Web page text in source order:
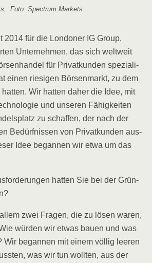
Foto: Spec­trum Markets
2014 für die Lon­do­ner IG Group,
Unter­neh­men, das sich welt­weit
für Pri­vat­kun­den spe­zia­li­
einen rie­si­gen Bör­sen­markt, zu dem
Wir hat­ten daher die Idee, mit
und unse­ren Fähig­kei­ten
zu schaf­fen, der nach der
Bedürf­nis­sen von Pri­vat­kun­den aus­
Idee began­nen wir etwa um das
hat­ten Sie bei der Grün­
zwei Fra­gen, die zu lösen waren,
wür­den wir etwas bau­en und was
Wir began­nen mit einem völ­lig lee­ren
was wir tun woll­ten, aus der